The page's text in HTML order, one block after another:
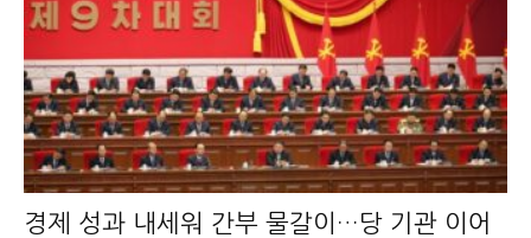
경제 성과 내세워 간부 물갈이…당 기관 이어